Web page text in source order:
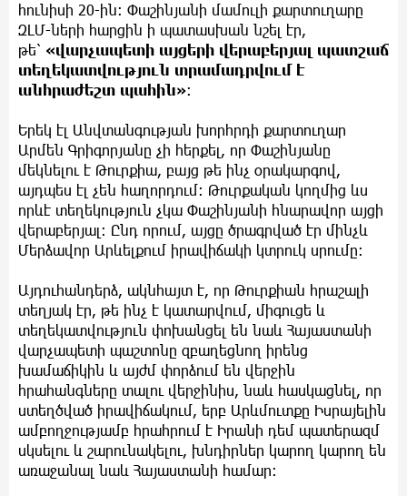
հունիսի 20-ին։ Փաշինյանի մամուլի քարտուղարը
ԶԼՄ-ների հարցին ի պատասխան նշել էր,
թե՝ «վարչապետի այցերի վերաբերյալ պատշաճ
տեղեկատվություն տրամադրվում է
անհրաժեշտ պահին»։
Երեկ էլ Անվտանգության խորհրդի քարտուղար
Արմեն Գրիգորյանը չի հերքել, որ Փաշինյանը
մեկնելու է Թուրքիա, բայց թե ինչ օրակարգով,
այդպես էլ չեն հաղորդում։ Թուրքական կողմից ևս
որևէ տեղեկություն չկա Փաշինյանի հնարավոր այցի
վերաբերյալ։ Ընդ որում, այցը ծրագրված էր մինչև
Մերձավոր Արևելքում իրավիճակի կտրուկ սրումը։
Այդուհանդերձ, ակնհայտ է, որ Թուրքիան հրաշալի
տեղյակ էր, թե ինչ է կատարվում, միգուցե և
տեղեկատվություն փոխանցել են նաև Հայաստանի
վարչապետի պաշտոնը զբաղեցնող իրենց
խամաճիկին և այժմ փորձում են վերջին
հրահանգները տալու վերջինիս, նաև հասկացնել, որ
ստեղծված իրավիճակում, երբ Արևմուտքը Իսրայելին
ամբողջությամբ հրահրում է Իրանի դեմ պատերազմ
սկսելու և շարունակելու, խնդիրներ կարող կարող են
առաջանալ նաև Հայաստանի համար։